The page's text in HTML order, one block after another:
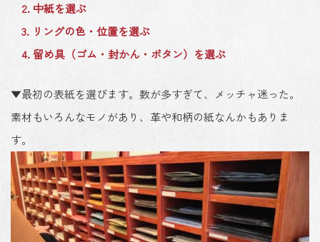
2. 中紙を選ぶ
3. リングの色・位置を選ぶ
4. 留め具（ゴム・封かん・ボタン）を選ぶ
▼最初の表紙を選びます。数が多すぎて、メッチャ迷った。
素材もいろんなモノがあり、革や和柄の紙なんかもありま
す。